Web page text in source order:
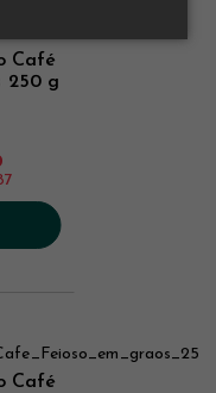
Café
250 g
Café